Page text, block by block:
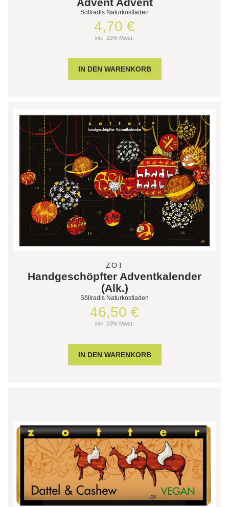
Söllradls Naturkostladen
4,70 €
inkl. 10% Mwst.
ZOT
Handgeschöpfter Adventkalender
(Alk.)
Söllradls Naturkostladen
46,50 €
inkl. 10% Mwst.